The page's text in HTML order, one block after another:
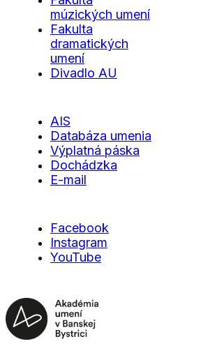
múzických umení
Fakulta
dramatických
umení
Divadlo AU
AIS
Databáza umenia
Výplatná páska
Dochádzka
E-mail
Facebook
Instagram
YouTube